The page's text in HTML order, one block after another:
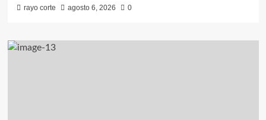
rayo corte agosto 6, 2026 0